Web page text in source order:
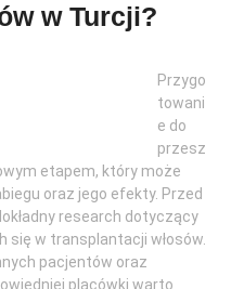
w Turcji?
Przygo
towani
e do
przesz
etapem, który może
oraz jego efekty. Przed
research dotyczący
się w transplantacji włosów.
pacjentów oraz
placówki warto